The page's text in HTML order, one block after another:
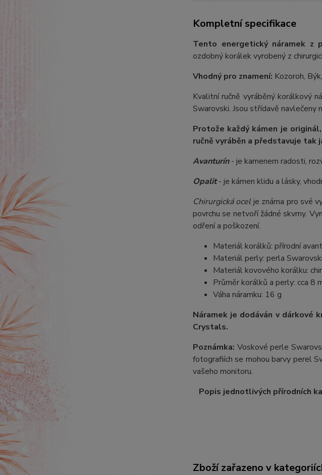
Kompletní specifikace
Tento energetický náramek z
ozdobný korálek vyrobený z
Vhodný pro znamení: Kozoroh,
Kvalitní ručně vyráběný korálkový
Swarovski. Jsou střídavě navlečeny
Protože každý kámen je
ručně vyráběn a představuje tak
Avanturín- je kamenem radosti,
Opalit- je kámen klidu a lásky,
Chirurgická ocel je známa pro své
povrchu se netvoří žádné skvrny.
odření a poškození.
Materiál korálků: přírodní
Materiál perly: perla
Materiál kovového korálku:
Průměr korálků a perly: cca 8
Váha náramku: 16 g
Náramek je dodáván v dárkové
Crystals.
Poznámka: Voskové perle
fotografiích se mohou barvy perel
vašeho monitoru.
Popis jednotlivých přírodních
Zboží zařazeno v